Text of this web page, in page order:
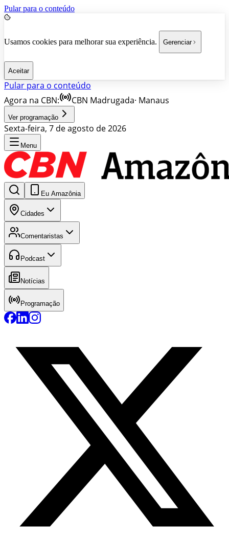
Pular para o conteúdo
Usamos cookies para melhorar sua experiência. Gerenciar
Aceitar
Pular para o conteúdo
Agora na CBN:
CBN Madrugada· Manaus
Ver programação
Sexta-feira, 7 de agosto de 2026
Menu
Eu Amazônia
Cidades
Comentaristas
Podcast
Notícias
Programação